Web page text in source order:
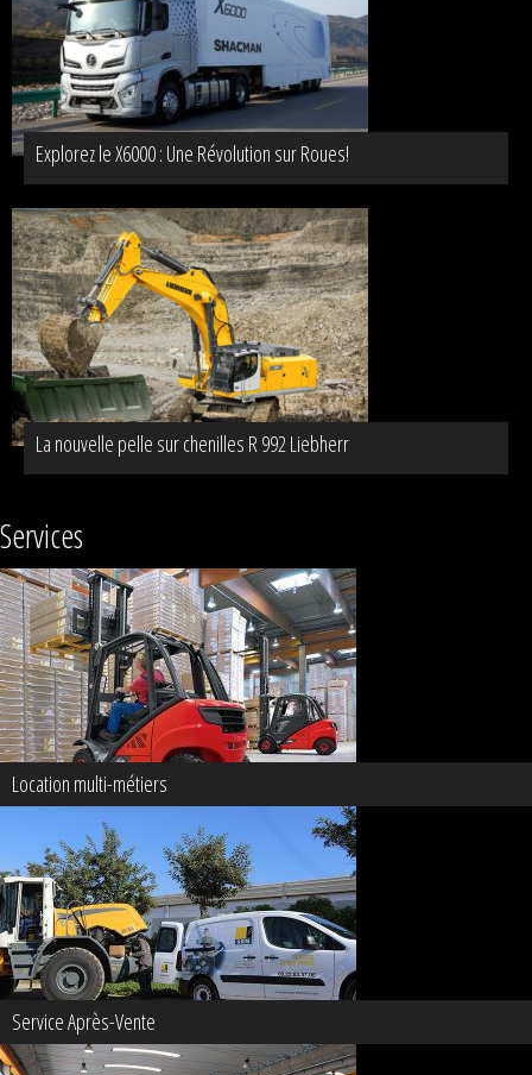
Explorez le X6000 : Une Révolution sur Roues!
La nouvelle pelle sur chenilles R 992 Liebherr
Services
Location multi-métiers
Service Après-Vente